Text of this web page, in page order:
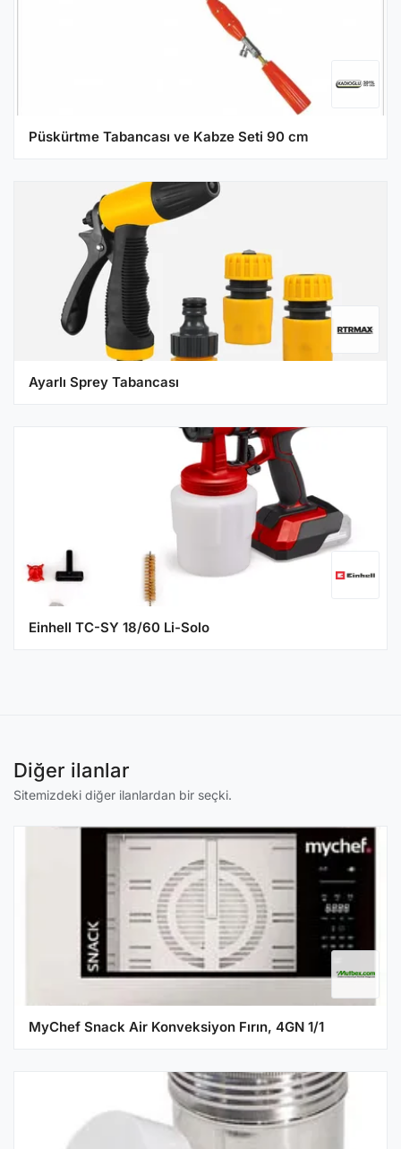
Püskürtme Tabancası ve Kabze Seti 90 cm
Ayarlı Sprey Tabancası
Einhell TC-SY 18/60 Li-Solo
Diğer ilanlar
Sitemizdeki diğer ilanlardan bir seçki.
MyChef Snack Air Konveksiyon Fırın, 4GN 1/1